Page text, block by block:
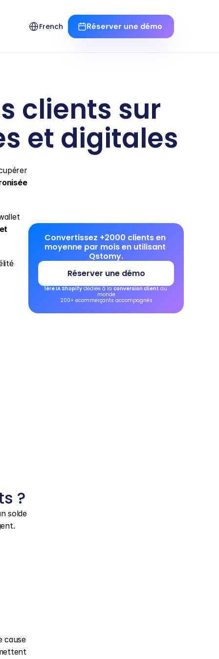
Select Language
French Réserver une démo
clients sur
et digitales
?
solde
cause
Convertissez +2000 clients en
moyenne par mois en utilisant
Qstomy.
Réserver une démo
1ère IA Shopify dédiée à la conversion client au
monde
200+ ecommerçants accompagnés